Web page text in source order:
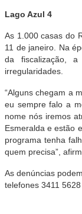
Lago Azul 4
As 1.000 casas do
11 de janeiro. Na
da fiscalização, a
irregularidades.
“Alguns chegam a
eu sempre falo a
nome nós iremos
Esmeralda e estão
programa tenha
quem precisa”,
As denúncias
telefones 3411 5628